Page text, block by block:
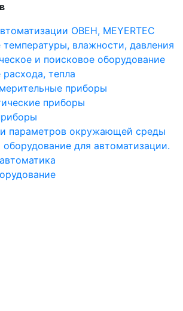
ОВЕН, MEYERTEC
влажности, давления
и поисковое оборудование
тепла
приборы
приборы
параметров окружающей среды
для автоматизации.